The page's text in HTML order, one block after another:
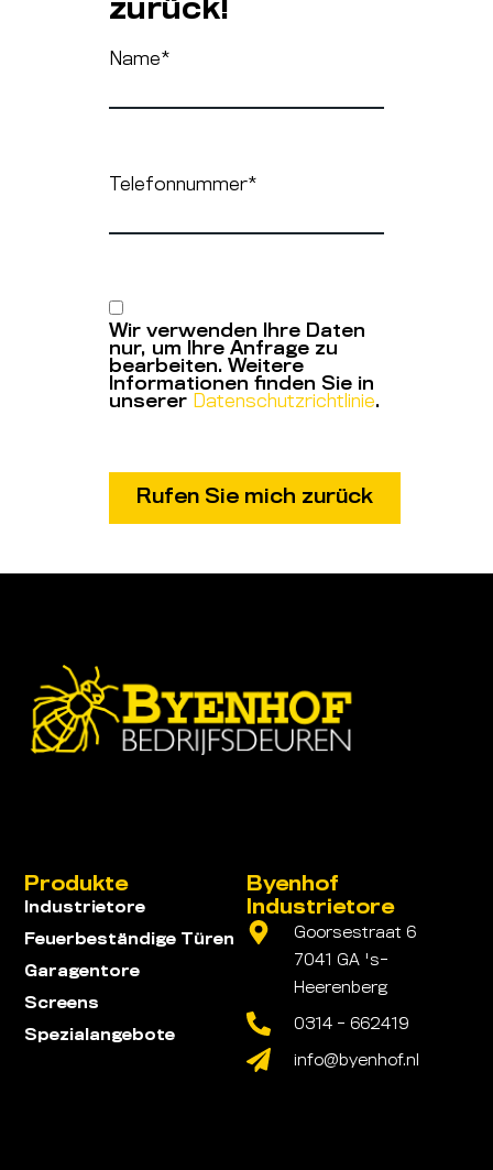
zurück!
Name*
Telefonnummer*
Wir verwenden Ihre Daten
nur, um Ihre Anfrage zu
bearbeiten. Weitere
Informationen finden Sie in
unserer Datenschutzrichtlinie.
Byenhof
Industrietore
Goorsestraat 6
7041 GA 's-
Heerenberg
0314 - 662419
info@byenhof.nl
Produkte
Industrietore
Feuerbeständige Türen
Garagentore
Screens
Spezialangebote